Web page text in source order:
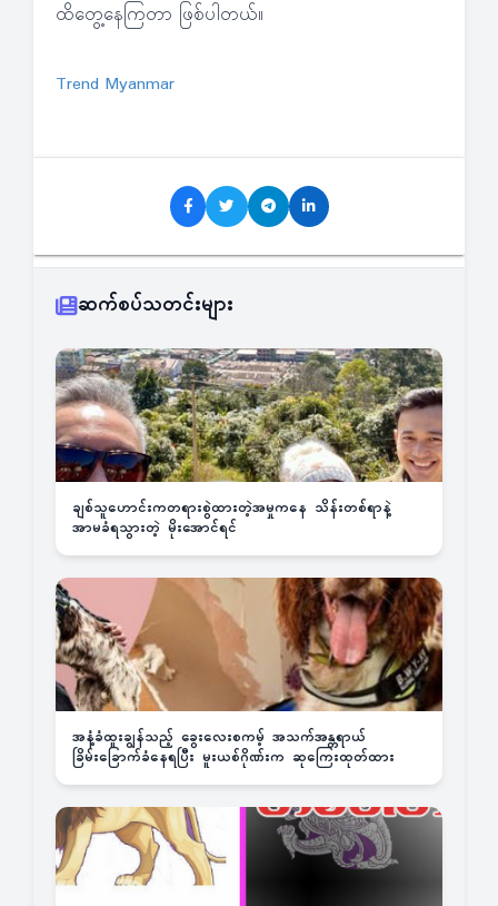
ထိတွေ့နေကြတာ ဖြစ်ပါတယ်။
Trend Myanmar
ဆက်စပ်သတင်းများ
ချစ်သူဟောင်းကတရားစွဲထားတဲ့အမှုကနေ သိန်းတစ်ရာနဲ့
အာမခံရသွားတဲ့ မိုးအောင်ရင်
အနံ့ခံထူးချွန်သည့် ခွေးလေးစကမ့် အသက်အန္တရာယ်
ခြိမ်းခြောက်ခံနေရပြီး မူးယစ်ဂိုဏ်းက ဆုကြေးထုတ်ထား